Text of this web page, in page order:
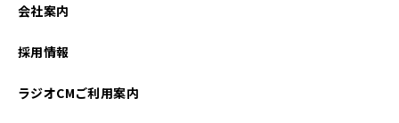
会社案内
採用情報
ラジオCMご利用案内